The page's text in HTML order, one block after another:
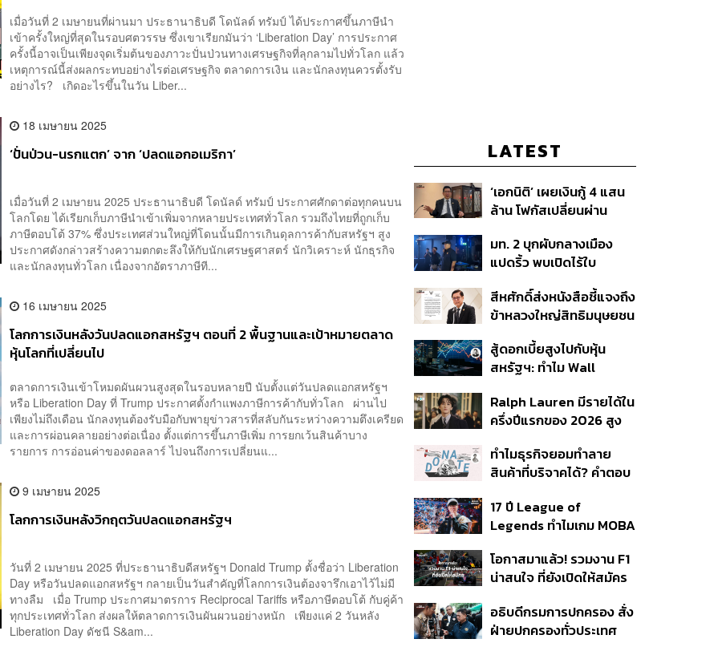
เมื่อวันที่ 2 เมษายนที่ผ่านมา ประธานาธิบดี โดนัลด์ ทรัมป์ ได้ประกาศขึ้นภาษีนำ
เข้าครั้งใหญ่ที่สุดในรอบศตวรรษ ซึ่งเขาเรียกมันว่า ‘Liberation Day’ การประกาศ
ครั้งนี้อาจเป็นเพียงจุดเริ่มต้นของภาวะปั่นป่วนทางเศรษฐกิจที่ลุกลามไปทั่วโลก แล้ว
เหตุการณ์นี้ส่งผลกระทบอย่างไรต่อเศรษฐกิจ ตลาดการเงิน และนักลงทุนควรตั้งรับ
อย่างไร? เกิดอะไรขึ้นในวัน Liber...
18 เมษายน 2025
‘ปั่นป่วน-นรกแตก’ จาก ‘ปลดแอกอเมริกา’
เมื่อวันที่ 2 เมษายน 2025 ประธานาธิบดี โดนัลด์ ทรัมป์ ประกาศศักดาต่อทุกคนบน
โลกโดย ได้เรียกเก็บภาษีนำเข้าเพิ่มจากหลายประเทศทั่วโลก รวมถึงไทยที่ถูกเก็บ
ภาษีตอบโต้ 37% ซึ่งประเทศส่วนใหญ่ที่โดนนั้นมีการเกินดุลการค้ากับสหรัฐฯ สูง
ประกาศดังกล่าวสร้างความตกตะลึงให้กับนักเศรษฐศาสตร์ นักวิเคราะห์ นักธุรกิจ
และนักลงทุนทั่วโลก เนื่องจากอัตราภาษีที...
16 เมษายน 2025
โลกการเงินหลังวันปลดแอกสหรัฐฯ ตอนที่ 2 พื้นฐานและเป้าหมายตลาด
หุ้นโลกที่เปลี่ยนไป
ตลาดการเงินเข้าโหมดผันผวนสูงสุดในรอบหลายปี นับตั้งแต่วันปลดแอกสหรัฐฯ
หรือ Liberation Day ที่ Trump ประกาศตั้งกำแพงภาษีการค้ากับทั่วโลก ผ่านไป
เพียงไม่ถึงเดือน นักลงทุนต้องรับมือกับพายุข่าวสารที่สลับกันระหว่างความตึงเครียด
และการผ่อนคลายอย่างต่อเนื่อง ตั้งแต่การขึ้นภาษีเพิ่ม การยกเว้นสินค้าบาง
รายการ การอ่อนค่าของดอลลาร์ ไปจนถึงการเปลี่ยนแ...
9 เมษายน 2025
โลกการเงินหลังวิกฤตวันปลดแอกสหรัฐฯ
วันที่ 2 เมษายน 2025 ที่ประธานาธิบดีสหรัฐฯ Donald Trump ตั้งชื่อว่า Liberation
Day หรือวันปลดแอกสหรัฐฯ กลายเป็นวันสำคัญที่โลกการเงินต้องจารึกเอาไว้ไม่มี
ทางลืม เมื่อ Trump ประกาศมาตรการ Reciprocal Tariffs หรือภาษีตอบโต้ กับคู่ค้า
ทุกประเทศทั่วโลก ส่งผลให้ตลาดการเงินผันผวนอย่างหนัก เพียงแค่ 2 วันหลัง
Liberation Day ดัชนี S&am...
LATEST
‘เอกนิติ’ เผยเงินกู้ 4 แสน
ล้าน โฟกัสเปลี่ยนผ่าน
พลัส’ เฟส 2 รอประเมิน
ความเหมาะสม
มท. 2 บุกผับกลางเมือง
แปดริ้ว พบเปิดไร้ใบ
ใช้บริการ ฉี่ม่วง 32 ราย
จ่อปิด 5 ปี
สีหศักดิ์ส่งหนังสือชี้แจงถึง
ข้าหลวงใหญ่สิทธิมนุษยชน
เคลื่อน-ไม่เป็นธรรม’
สู้ดอกเบี้ยสูงไปกับหุ้น
สหรัฐฯ: ทำไม Wall
คิด?
Ralph Lauren มีรายได้ใน
ครึ่งปีแรกของ 2026 สูง
ทำไมธุรกิจยอมทำลาย
สินค้าที่บริจาคได้? คำตอบ
อยู่ที่ระบบภาษี
17 ปี League of
Legends ทำไมเกม MOBA
กาลเวลา?
โอกาสมาแล้ว! รวมงาน F1
น่าสนใจ ที่ยังเปิดให้สมัคร
อธิบดีกรมการปกครอง สั่ง
ฝ่ายปกครองทั่วประเทศ